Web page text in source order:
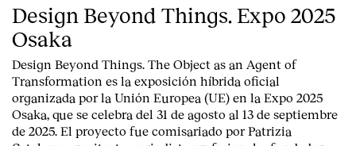
Design Beyond Things. Expo 2025
Osaka
Design Beyond Things. The Object as an Agent of
Transformation es la exposición híbrida oficial
organizada por la Unión Europea (UE) en la Expo 2025
Osaka, que se celebra del 31 de agosto al 13 de septiembre
de 2025. El proyecto fue comisariado porPatrizia